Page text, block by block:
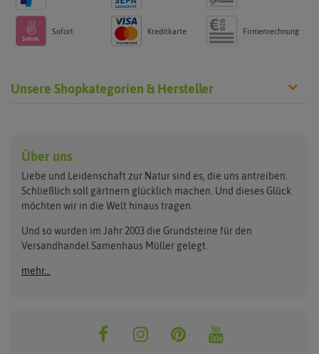
Sofort Kreditkarte Firmenrechnung
Unsere Shopkategorien & Hersteller
Anzuchtschalen
Beleuchtung
Folien, Vliese und Netze
Gartengeräte
Nützlinge & Nisthilfen
Keimsprossen
Saatgut für Werbezwecke
Samen-Sets
Gemüsesamen
Exotische Samen
Rasensamen
Benary
Buzzy Seeds
Clever Pots
Dürr-Samen
FLORTUS
Greenline
Grüne Oase
ReNatura Vogelwelt
Über uns
Liebe und Leidenschaft zur Natur sind es, die uns antreiben.
Schließlich soll gärtnern glücklich machen. Und dieses Glück
möchten wir in die Welt hinaus tragen.
Und so wurden im Jahr 2003 die Grundsteine für den
Versandhandel Samenhaus Müller gelegt.
mehr...